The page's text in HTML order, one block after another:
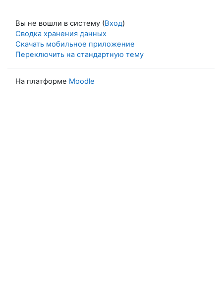
Вы не вошли в систему (Вход)
Сводка хранения данных
Скачать мобильное приложение
Переключить на стандартную тему
На платформе Moodle